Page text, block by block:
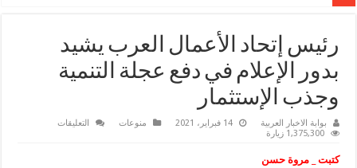
رئيس إتحاد الأعمال العرب يشيد
بدور الإعلام في دفع عجلة التنمية
وجذب الإستثمار
بوابة الاخبار العربية 14 فبراير، 2021 منوعات التعليقات
1,375,300 زيارة
كتبت _ مروة حسن